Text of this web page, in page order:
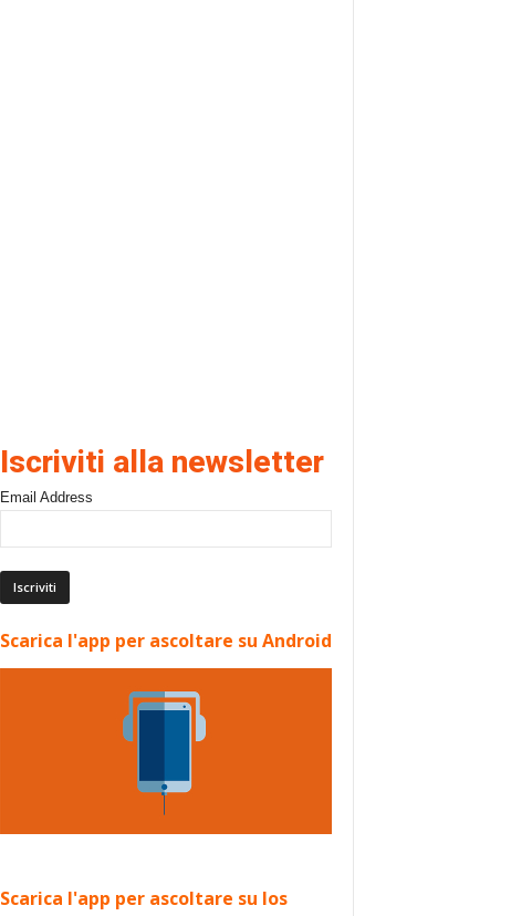
Iscriviti alla newsletter
Email Address
Scarica l'app per ascoltare su Android
Scarica l'app per ascoltare su Ios